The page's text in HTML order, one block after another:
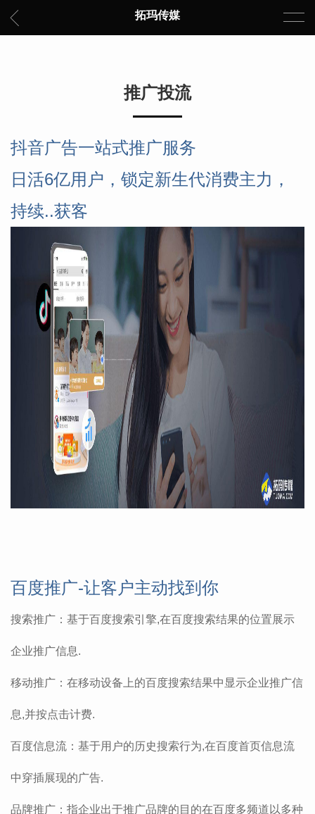
拓玛传媒
推广投流
抖音广告一站式推广服务
日活6亿用户，锁定新生代消费主力，
持续..获客
百度推广-让客户主动找到你
搜索推广：基于百度搜索引擎,在百度搜索结果的位置展示
企业推广信息.
移动推广：在移动设备上的百度搜索结果中显示企业推广信
息,并按点击计费.
百度信息流：基于用户的历史搜索行为,在百度首页信息流
中穿插展现的广告.
品牌推广：指企业出于推广品牌的目的在百度多频道以多种